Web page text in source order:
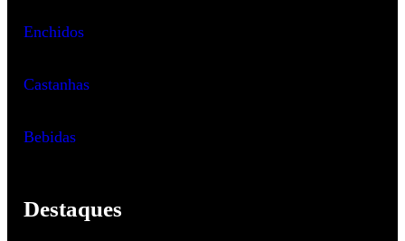
Enchidos
Castanhas
Bebidas
Destaques